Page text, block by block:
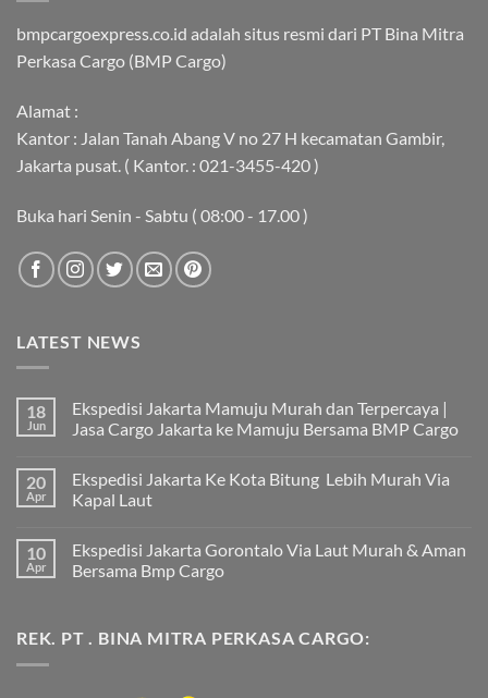
bmpcargoexpress.co.id adalah situs resmi dari PT Bina Mitra
Perkasa Cargo (BMP Cargo)
Alamat :
Kantor : Jalan Tanah Abang V no 27 H kecamatan Gambir,
Jakarta pusat. ( Kantor. : 021-3455-420 )
Buka hari Senin - Sabtu ( 08:00 - 17.00 )
LATEST NEWS
18
Jun
Ekspedisi Jakarta Mamuju Murah dan Terpercaya |
Jasa Cargo Jakarta ke Mamuju Bersama BMP Cargo
komentar
pada
Ekspedisi
Murah
dan
Terpercaya
Jakarta
ke
20
Apr
Ekspedisi Jakarta Ke Kota Bitung Lebih Murah Via
Kapal Laut
komentar
pada
Ekspedisi
Bitung
Lebih
10
Apr
Ekspedisi Jakarta Gorontalo Via Laut Murah & Aman
Bersama Bmp Cargo
pada
Ekspedisi
REK. PT . BINA MITRA PERKASA CARGO: